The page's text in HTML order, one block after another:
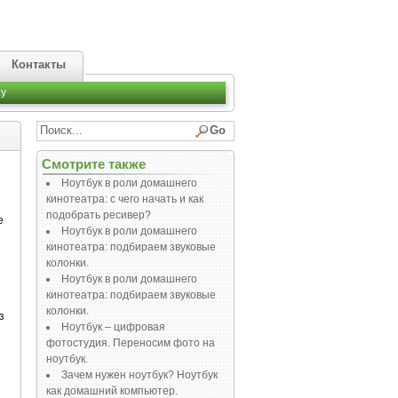
Контакты
Смотрите также
Ноутбук в роли домашнего
кинотеатра: с чего начать и как
подобрать ресивер?
Ноутбук в роли домашнего
кинотеатра: подбираем звуковые
колонки.
Ноутбук в роли домашнего
кинотеатра: подбираем звуковые
колонки.
Ноутбук – цифровая
фотостудия. Переносим фото на
ноутбук.
Зачем нужен ноутбук? Ноутбук
как домашний компьютер.